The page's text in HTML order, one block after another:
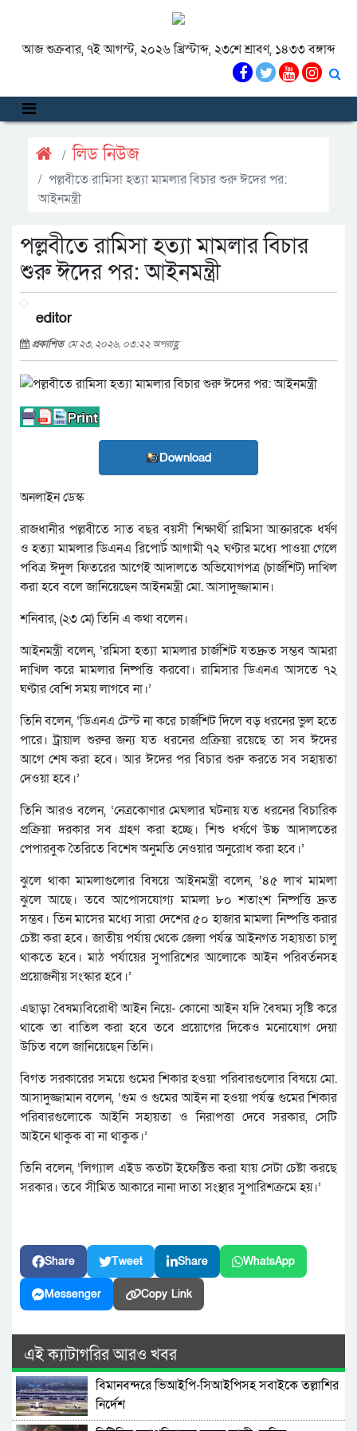
আজ শুক্রবার, ৭ই আগস্ট, ২০২৬ খ্রিস্টাব্দ, ২৩শে শ্রাবণ, ১৪৩৩ বঙ্গাব্দ
লিড নিউজ
পল্লবীতে রামিসা হত্যা মামলার বিচার শুরু ঈদের পর:
আইনমন্ত্রী
পল্লবীতে রামিসা হত্যা মামলার বিচার
শুরু ঈদের পর: আইনমন্ত্রী
editor
প্রকাশিত মে ২৩, ২০২৬, ০৩:২২ অপরাহ্ণ
Download
অনলাইন ডেস্ক
রাজধানীর পল্লবীতে সাত বছর বয়সী শিক্ষার্থী রামিসা আক্তারকে ধর্ষণ
ও হত্যা মামলার ডিএনএ রিপোর্ট আগামী ৭২ ঘণ্টার মধ্যে পাওয়া গেলে
পবিত্র ঈদুল ফিতরের আগেই আদালতে অভিযোগপত্র (চার্জশিট) দাখিল
করা হবে বলে জানিয়েছেন আইনমন্ত্রী মো. আসাদুজ্জামান।
শনিবার, (২৩ মে) তিনি এ কথা বলেন।
আইনমন্ত্রী বলেন, ‘রমিসা হত্যা মামলার চার্জশিট যতদ্রুত সম্ভব আমরা
দাখিল করে মামলার নিষ্পত্তি করবো। রামিসার ডিএনএ আসতে ৭২
ঘণ্টার বেশি সময় লাগবে না।’
তিনি বলেন, ‘ডিএনএ টেস্ট না করে চার্জশিট দিলে বড় ধরনের ভুল হতে
পারে। ট্রায়াল শুরুর জন্য যত ধরনের প্রক্রিয়া রয়েছে তা সব ঈদের
আগে শেষ করা হবে। আর ঈদের পর বিচার শুরু করতে সব সহায়তা
দেওয়া হবে।’
তিনি আরও বলেন, ‘নেত্রকোণার মেঘলার ঘটনায় যত ধরনের বিচারিক
প্রক্রিয়া দরকার সব গ্রহণ করা হচ্ছে। শিশু ধর্ষণে উচ্চ আদালতের
পেপারবুক তৈরিতে বিশেষ অনুমতি নেওয়ার অনুরোধ করা হবে।’
ঝুলে থাকা মামলাগুলোর বিষয়ে আইনমন্ত্রী বলেন, ‘৪৫ লাখ মামলা
ঝুলে আছে। তবে আপোসযোগ্য মামলা ৮০ শতাংশ নিষ্পত্তি দ্রুত
সম্ভব। তিন মাসের মধ্যে সারা দেশের ৫০ হাজার মামলা নিষ্পত্তি করার
চেষ্টা করা হবে। জাতীয় পর্যায় থেকে জেলা পর্যন্ত আইনগত সহায়তা চালু
থাকতে হবে। মাঠ পর্যায়ের সুপারিশের আলোকে আইন পরিবর্তনসহ
প্রয়োজনীয় সংস্কার হবে।’
এছাড়া বৈষম্যবিরোধী আইন নিয়ে- কোনো আইন যদি বৈষম্য সৃষ্টি করে
থাকে তা বাতিল করা হবে তবে প্রয়োগের দিকেও মনোযোগ দেয়া
উচিত বলে জানিয়েছেন তিনি।
বিগত সরকারের সময়ে গুমের শিকার হওয়া পরিবারগুলোর বিষয়ে মো.
আসাদুজ্জামান বলেন, ‘গুম ও গুমের আইন না হওয়া পর্যন্ত গুমের শিকার
পরিবারগুলোকে আইনি সহায়তা ও নিরাপত্তা দেবে সরকার, সেটি
আইনে থাকুক বা না থাকুক।’
তিনি বলেন, ‘লিগ্যাল এইড কতটা ইফেক্টিভ করা যায় সেটা চেষ্টা করছে
সরকার। তবে সীমিত আকারে নানা দাতা সংস্থার সুপারিশক্রমে হয়।’
Share Tweet Share WhatsApp
Messenger Copy Link
এই ক্যাটাগরির আরও খবর
বিমানবন্দরে ভিআইপি-সিআইপিসহ সবাইকে তল্লাশির
নির্দেশ